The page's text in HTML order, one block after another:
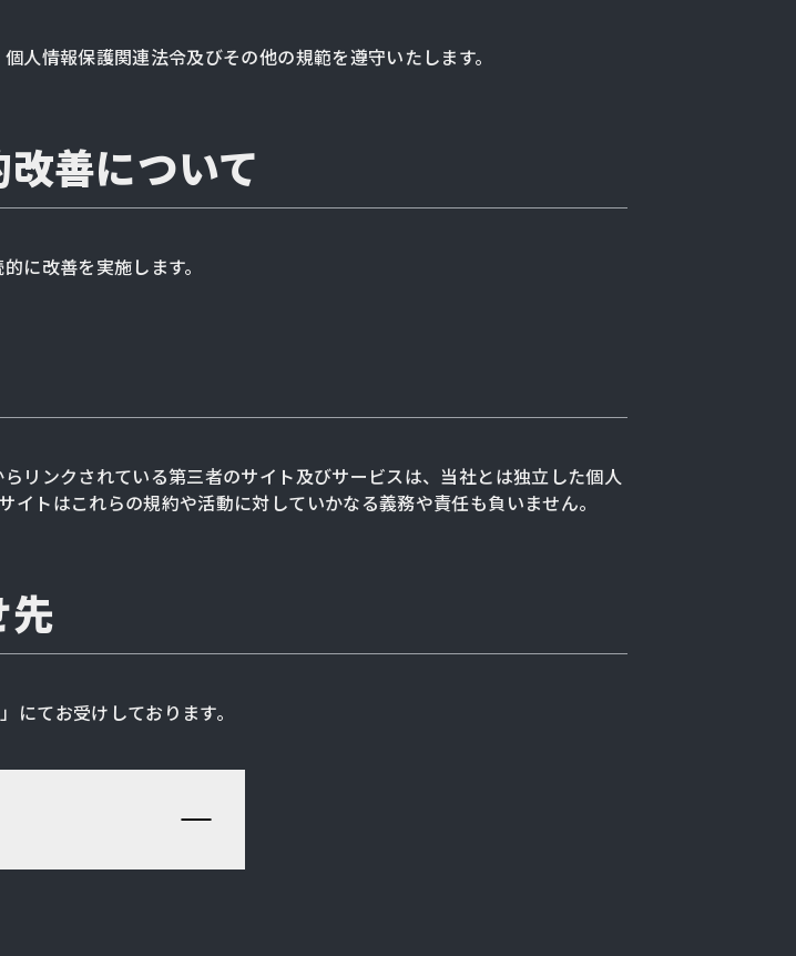
人情報保護関連法令及びその他の規範を遵守いたします。
善について
に改善を実施します。
リンクされている第三者のサイト及びサービスは、当社とは独立した個人
トはこれらの規約や活動に対していかなる義務や責任も負いません。
てお受けしております。